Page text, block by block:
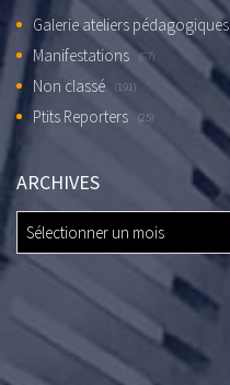
Galerie ateliers pédagogiques
Manifestations (67)
Non classé (191)
Ptits Reporters (25)
ARCHIVES
ARCHIVES